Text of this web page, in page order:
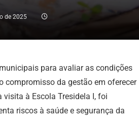
de 2025
para avaliar as condições
compromisso da gestão em oferecer
à Escola Tresidela I, foi
riscos à saúde e segurança da